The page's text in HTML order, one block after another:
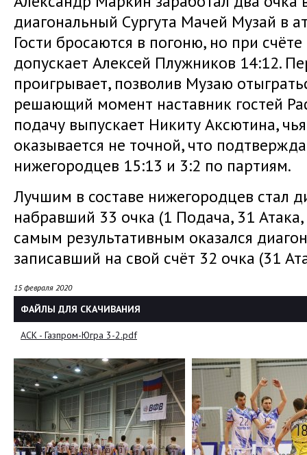
диагональный Сургута Мачей Музай в
Гости бросаются в погоню, но при
допускает Алексей Плужников 14:12.
проигрывает, позволив Музаю
решающий момент наставник гостей
подачу выпускает Никиту Аксютина,
оказывается не точной, что
нижегородцев 15:13 и 3:2 по партиям.
Лучшим в составе нижегородцев стал
набравший 33 очка (1 Подача, 31
самым результативным оказался
записавший на свой счёт 32 очка (31
15 февраля 2020
ФАЙЛЫ ДЛЯ СКАЧИВАНИЯ
АСК - Газпром-Югра 3-2.pdf